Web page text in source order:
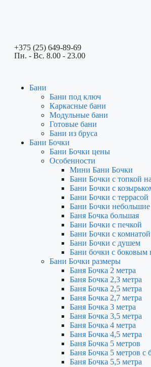
+375 (25) 649-89-69
Пн. - Вс. 8.00 - 23.00
Бани
Бани под ключ
Каркасные бани
Модульные бани
Готовые бани
Бани из бруса
Бани Бочки
Бани Бочки цены
Особенности
Мини Бани Бочки
Бани Бочки с топкой
Бани Бочки с
Бани Бочки с террасой
Бани Бочки небольшие
Баня Бочка большая
Бани Бочки с печкой
Бани Бочки с
Бани Бочки с душем
Бани бочки с боковым
Бани Бочки размеры
Баня Бочка 2 метра
Баня Бочка 2,3 метра
Баня Бочка 2,5 метра
Баня Бочка 2,7 метра
Баня Бочка 3 метра
Баня Бочка 3,5 метра
Баня Бочка 4 метра
Баня Бочка 4,5 метра
Баня Бочка 5 метров
Баня Бочка 5 метров с
Баня Бочка 5,5 метра